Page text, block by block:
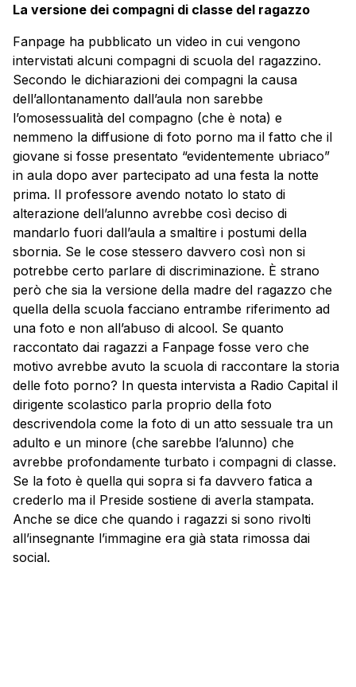
La versione dei compagni di classe del ragazzo
Fanpage ha pubblicato un video in cui vengono
intervistati alcuni compagni di scuola del ragazzino.
Secondo le dichiarazioni dei compagni la causa
dell’allontanamento dall’aula non sarebbe
l’omosessualità del compagno (che è nota) e
nemmeno la diffusione di foto porno ma il fatto che il
giovane si fosse presentato “evidentemente ubriaco”
in aula dopo aver partecipato ad una festa la notte
prima. Il professore avendo notato lo stato di
alterazione dell’alunno avrebbe così deciso di
mandarlo fuori dall’aula a smaltire i postumi della
sbornia. Se le cose stessero davvero così non si
potrebbe certo parlare di discriminazione. È strano
però che sia la versione della madre del ragazzo che
quella della scuola facciano entrambe riferimento ad
una foto e non all’abuso di alcool. Se quanto
raccontato dai ragazzi a Fanpage fosse vero che
motivo avrebbe avuto la scuola di raccontare la storia
delle foto porno? In questa intervista a Radio Capital il
dirigente scolastico parla proprio della foto
descrivendola come la foto di un atto sessuale tra un
adulto e un minore (che sarebbe l’alunno) che
avrebbe profondamente turbato i compagni di classe.
Se la foto è quella qui sopra si fa davvero fatica a
crederlo ma il Preside sostiene di averla stampata.
Anche se dice che quando i ragazzi si sono rivolti
all’insegnante l’immagine era già stata rimossa dai
social.